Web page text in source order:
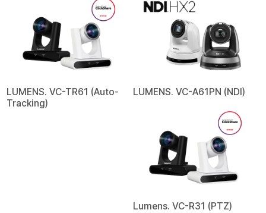
LUMENS. VC-TR61 (Auto-
Tracking)
LUMENS. VC-A61PN (NDI)
Lumens. VC-R31 (PTZ)